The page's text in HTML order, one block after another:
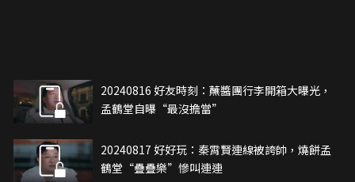
20240816 好友時刻：蘸醬團行李開箱大曝光，
孟鶴堂自曝“最沒擔當”
20240817 好好玩：秦霄賢連線被誇帥，燒餅孟
鶴堂“疊疊樂”慘叫連連